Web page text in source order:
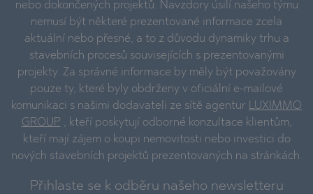
nebo dokončených projektů. Navzdory úsilí našeho týmu
nemusí být některé prezentované informace zcela
aktuální nebo přesné, a to z důvodu dynamiky trhu a
stavebních procesů souvisejících s prezentovanými
projekty. Za správné informace by měly být považovány
pouze ty, které byly obdrženy v oficiální e-mailové
komunikaci s našimi dodavateli ze sítě agentur LUXIMMO
GROUP , kteří poskytují odborné konzultace klientům,
kteří mají zájem o koupi nemovitosti nebo investici do
nových stavebních projektů prezentovaných na stránkách.
Přihlaste se k odběru našeho newsletteru